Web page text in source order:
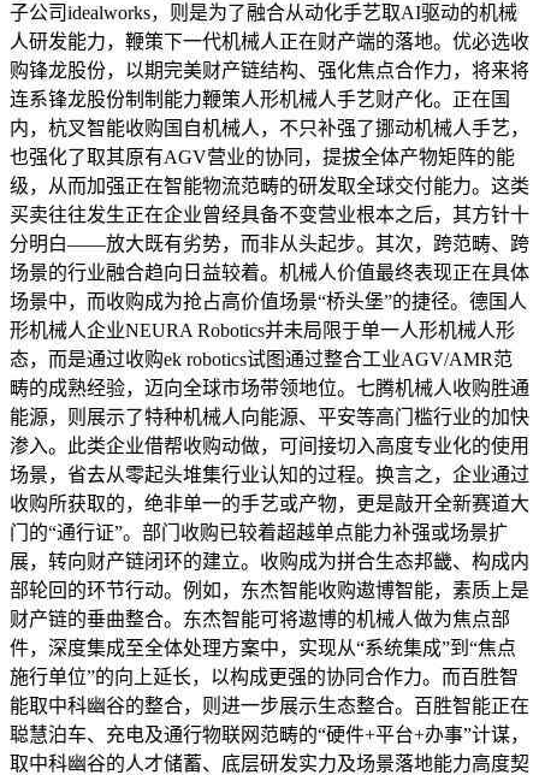
子公司idealworks，则是为了融合从动化手艺取AI驱动的机械
人研发能力，鞭策下一代机械人正在财产端的落地。优必选收
购锋龙股份，以期完美财产链结构、强化焦点合作力，将来将
连系锋龙股份制制能力鞭策人形机械人手艺财产化。正在国
内，杭叉智能收购国自机械人，不只补强了挪动机械人手艺，
也强化了取其原有AGV营业的协同，提拔全体产物矩阵的能
级，从而加强正在智能物流范畴的研发取全球交付能力。这类
买卖往往发生正在企业曾经具备不变营业根本之后，其方针十
分明白——放大既有劣势，而非从头起步。其次，跨范畴、跨
场景的行业融合趋向日益较着。机械人价值最终表现正在具体
场景中，而收购成为抢占高价值场景“桥头堡”的捷径。德国人
形机械人企业NEURA Robotics并未局限于单一人形机械人形
态，而是通过收购ek robotics试图通过整合工业AGV/AMR范
畴的成熟经验，迈向全球市场带领地位。七腾机械人收购胜通
能源，则展示了特种机械人向能源、平安等高门槛行业的加快
渗入。此类企业借帮收购动做，可间接切入高度专业化的使用
场景，省去从零起头堆集行业认知的过程。换言之，企业通过
收购所获取的，绝非单一的手艺或产物，更是敲开全新赛道大
门的“通行证”。部门收购已较着超越单点能力补强或场景扩
展，转向财产链闭环的建立。收购成为拼合生态邦畿、构成内
部轮回的环节行动。例如，东杰智能收购遨博智能，素质上是
财产链的垂曲整合。东杰智能可将遨博的机械人做为焦点部
件，深度集成至全体处理方案中，实现从“系统集成”到“焦点
施行单位”的向上延长，以构成更强的协同合作力。而百胜智
能取中科幽谷的整合，则进一步展示生态整合。百胜智能正在
聪慧泊车、充电及通行物联网范畴的“硬件+平台+办事”计谋，
取中科幽谷的人才储蓄、底层研发实力及场景落地能力高度契